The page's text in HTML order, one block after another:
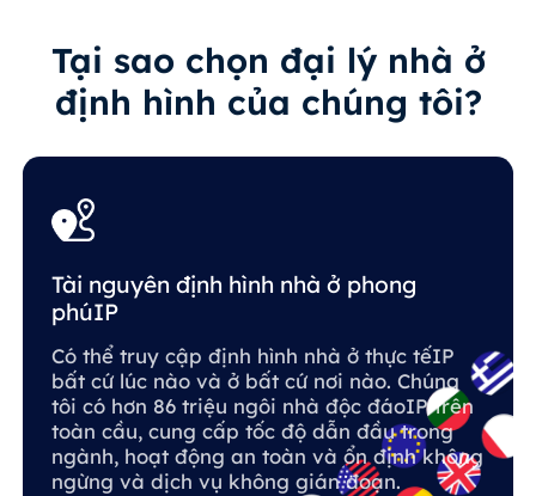
Tại sao chọn đại lý nhà ở
định hình của chúng tôi?
Tài nguyên định hình nhà ở phong
phúIP
Có thể truy cập định hình nhà ở thực tếIP
bất cứ lúc nào và ở bất cứ nơi nào. Chúng
tôi có hơn 86 triệu ngôi nhà độc đáoIP trên
toàn cầu, cung cấp tốc độ dẫn đầu trong
ngành, hoạt động an toàn và ổn định không
ngừng và dịch vụ không gián đoạn.